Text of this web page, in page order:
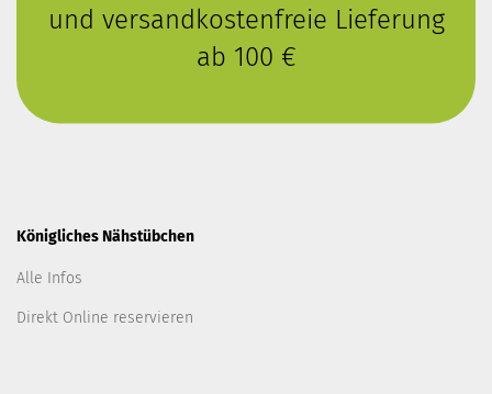
und versandkostenfreie Lieferung
ab 100 €
Königliches Nähstübchen
Alle Infos
Direkt Online reservieren